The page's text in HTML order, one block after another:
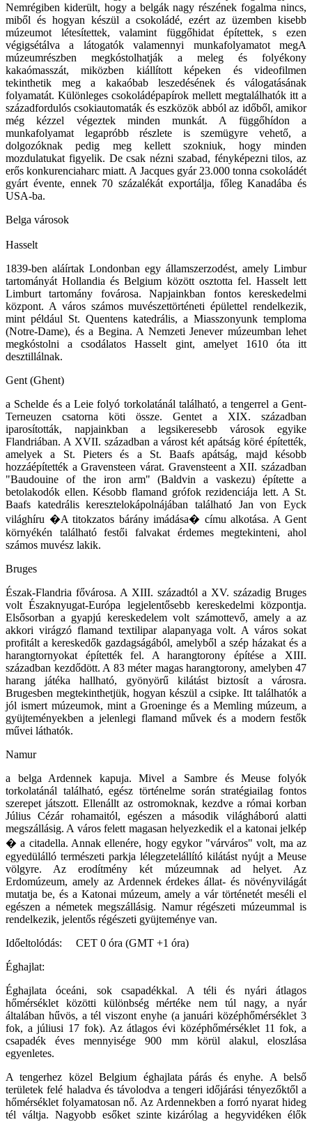
Nemrégiben kiderült, hogy a belgák nagy részének fogalma nincs,
miből és hogyan készül a csokoládé, ezért az üzemben kisebb
múzeumot létesítettek, valamint függőhidat építettek, s ezen
végigsétálva a látogatók valamennyi munkafolyamatot megA
múzeumrészben megkóstolhatják a meleg és folyékony
kakaómasszát, miközben kiállított képeken és videofilmen
tekinthetik meg a kakaóbab leszedésének és válogatásának
folyamatát. Különleges csokoládépapírok mellett megtalálhatók itt a
századfordulós csokiautomaták és eszközök abból az időből, amikor
még kézzel végeztek minden munkát. A függőhídon a
munkafolyamat legapróbb részlete is szemügyre vehető, a
dolgozóknak pedig meg kellett szokniuk, hogy minden
mozdulatukat figyelik. De csak nézni szabad, fényképezni tilos, az
erős konkurenciaharc miatt. A Jacques gyár 23.000 tonna csokoládét
gyárt évente, ennek 70 százalékát exportálja, főleg Kanadába és
USA-ba.
Belga városok
Hasselt
1839-ben aláírtak Londonban egy államszerzodést, amely Limbur
tartományát Hollandia és Belgium között osztotta fel. Hasselt lett
Limburt tartomány fovárosa. Napjainkban fontos kereskedelmi
központ. A város számos muvészettörténeti épülettel rendelkezik,
mint például St. Quentens katedrális, a Miasszonyunk temploma
(Notre-Dame), és a Begina. A Nemzeti Jenever múzeumban lehet
megkóstolni a csodálatos Hasselt gint, amelyet 1610 óta itt
desztillálnak.
Gent (Ghent)
a Schelde és a Leie folyó torkolatánál található, a tengerrel a Gent-
Terneuzen csatorna köti össze. Gentet a XIX. században
iparosították, napjainkban a legsikeresebb városok egyike
Flandriában. A XVII. században a várost két apátság köré építették,
amelyek a St. Pieters és a St. Baafs apátság, majd késobb
hozzáépítették a Gravensteen várat. Gravensteent a XII. században
"Baudouine of the iron arm" (Baldvin a vaskezu) építette a
betolakodók ellen. Késobb flamand grófok rezidenciája lett. A St.
Baafs katedrális keresztelokápolnájában található Jan von Eyck
világhíru �A titokzatos bárány imádása� címu alkotása. A Gent
környékén található festői falvakat érdemes megtekinteni, ahol
számos muvész lakik.
Bruges
Észak-Flandria fővárosa. A XIII. századtól a XV. századig Bruges
volt Északnyugat-Európa legjelentősebb kereskedelmi központja.
Elsősorban a gyapjú kereskedelem volt számottevő, amely a az
akkori virágzó flamand textilipar alapanyaga volt. A város sokat
profitált a kereskedők gazdagságából, amelyből a szép házakat és a
harangtornyokat építették fel. A harangtorony építése a XIII.
században kezdődött. A 83 méter magas harangtorony, amelyben 47
harang játéka hallható, gyönyörű kilátást biztosít a városra.
Brugesben megtekinthetjük, hogyan készül a csipke. Itt találhatók a
jól ismert múzeumok, mint a Groeninge és a Memling múzeum, a
gyüjteményekben a jelenlegi flamand művek és a modern festők
művei láthatók.
Namur
a belga Ardennek kapuja. Mivel a Sambre és Meuse folyók
torkolatánál található, egész történelme során stratégiailag fontos
szerepet játszott. Ellenállt az ostromoknak, kezdve a római korban
Július Cézár rohamaitól, egészen a második világháború alatti
megszállásig. A város felett magasan helyezkedik el a katonai jelkép
� a citadella. Annak ellenére, hogy egykor "várváros" volt, ma az
egyedülálló természeti parkja lélegzetelállító kilátást nyújt a Meuse
völgyre. Az erodítmény két múzeumnak ad helyet. Az
Erdomúzeum, amely az Ardennek érdekes állat- és növényvilágát
mutatja be, és a Katonai múzeum, amely a vár történetét meséli el
egészen a németek megszállásig. Namur régészeti múzeummal is
rendelkezik, jelentős régészeti gyüjteménye van.
Időeltolódás: CET 0 óra (GMT +1 óra)
Éghajlat:
Éghajlata óceáni, sok csapadékkal. A téli és nyári átlagos
hőmérséklet közötti különbség mértéke nem túl nagy, a nyár
általában hűvös, a tél viszont enyhe (a januári középhőmérséklet 3
fok, a júliusi 17 fok). Az átlagos évi középhőmérséklet 11 fok, a
csapadék éves mennyisége 900 mm körül alakul, eloszlása
egyenletes.
A tengerhez közel Belgium éghajlata párás és enyhe. A belső
területek felé haladva és távolodva a tengeri időjárási tényezőktől a
hőmérséklet folyamatosan nő. Az Ardennekben a forró nyarat hideg
tél váltja. Nagyobb esőket szinte kizárólag a hegyvidéken élők